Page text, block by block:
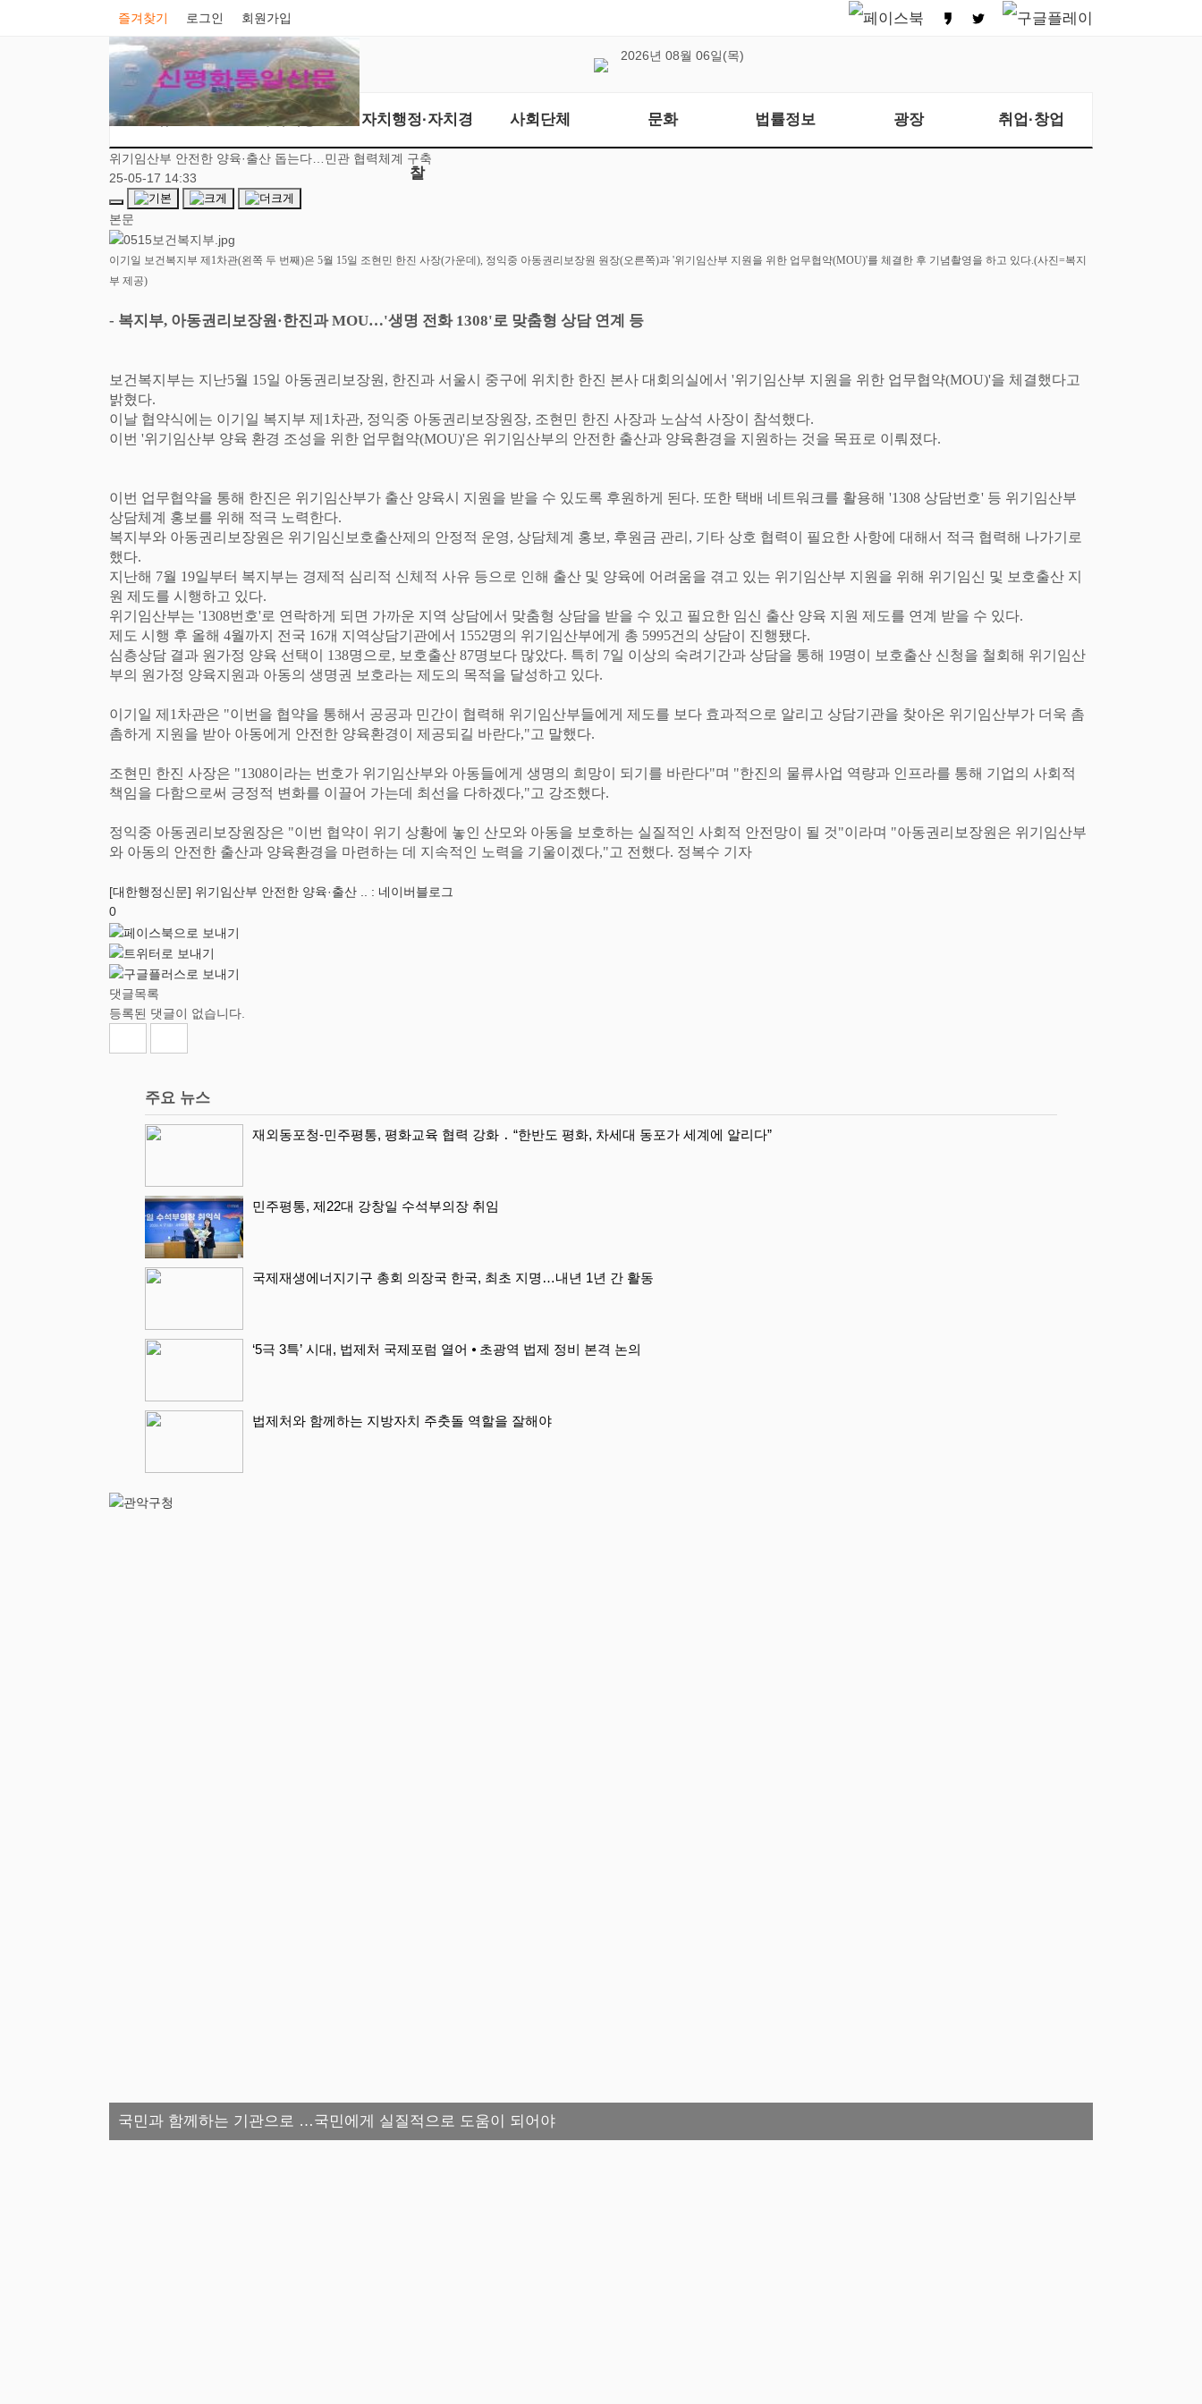
즐겨찾기 로그인 회원가입
2026년 08월 06일(목)
뉴스 가치의창조 자치행정·자치경
찰
사회단체 문화 법률정보 광장 취업·창업
위기임산부 안전한 양육·출산 돕는다…민관 협력체계 구축
25-05-17 14:33
본문
이기일 보건복지부 제 1차관(왼쪽 두 번째)은 5월 15일 조현민 한진 사장(가운데 ), 정익중 아동권리보장원 원장(오른쪽)과 '위기임산부 지원을 위한 업무협약(MOU)'를 체결한 후 기념촬영을 하고 있다.(사진=복지
부 제공)
- 복지부, 아동권리보장원·한진과MOU…'생명 전화 1308'로 맞춤형 상담 연계 등
보건복지부는 지난5월 15일 아동권리보장원 , 한진과 서울시 중구에 위치한 한진 본사 대회의실에서 '위기임산부 지원을 위한 업무협약(MOU)'을 체결했다고
밝혔다.
이날 협약식에는 이기일 복지부 제 1 차관, 정익중 아동권리보장원장, 조현민 한진 사장과 노삼석 사장이 참석했다.
이번 '위기임산부 양육 환경 조성을 위한 업무협약(MOU)'은 위기임산부의 안전한 출산과 양육환경을 지원하는 것을 목표로 이뤄졌다.
이번 업무협약을 통해 한진은 위기임산부가 출산 양육시 지원을 받을 수 있도록 후원하게 된다. 또한 택배 네트워크를 활용해 '1308 상담번호' 등 위기임산부
상담체계 홍보를 위해 적극 노력한다.
복지부와 아동권리보장원은 위기임신보호출산제의 안정적 운영, 상담체계 홍보 , 후원금 관리 , 기타 상호 협력이 필요한 사항에 대해서 적극 협력해 나가기로
했다.
지난해 7월 19일부터 복지부는 경제적 심리적 신체적 사유 등으로 인해 출산 및 양육에 어려움을 겪고 있는 위기임산부 지원을 위해 위기임신 및 보호출산 지
원 제도를 시행하고 있다.
위기임산부는 '1308번호'로 연락하게 되면 가까운 지역 상담에서 맞춤형 상담을 받을 수 있고 필요한 임신 출산 양육 지원 제도를 연계 받을 수 있다.
제도 시행 후 올해 4월까지 전국 16개 지역상담기관에서 1552명의 위기임산부에게 총 5995건의 상담이 진행됐다.
심층상담 결과 원가정 양육 선택이 138명으로, 보호출산 87명보다 많았다. 특히 7일 이상의 숙려기간과 상담을 통해 19명이 보호출산 신청을 철회해 위기임산
부의 원가정 양육지원과 아동의 생명권 보호라는 제도의 목적을 달성하고 있다.
이기일 제 1 차관은 "이번을 협약을 통해서 공공과 민간이 협력해 위기임산부들에게 제도를 보다 효과적으로 알리고 상담기관을 찾아온 위기임산부가 더욱 촘
촘하게 지원을 받아 아동에게 안전한 양육환경이 제공되길 바란다,"고 말했다.
조현민 한진 사장은 "1308이라는 번호가 위기임산부와 아동들에게 생명의 희망이 되기를 바란다"며 "한진의 물류사업 역량과 인프라를 통해 기업의 사회적
책임을 다함으로써 긍정적 변화를 이끌어 가는데 최선을 다하겠다,"고 강조했다.
정익중 아동권리보장원장은 "이번 협약이 위기 상황에 놓인 산모와 아동을 보호하는 실질적인 사회적 안전망이 될 것"이라며 "아동권리보장원은 위기임산부
와 아동의 안전한 출산과 양육환경을 마련하는 데 지속적인 노력을 기울이겠다,"고 전했다. 정복수 기자
[대한행정신문] 위기임산부 안전한 양육·출산 .. : 네이버블로그
0
댓글목록
등록된 댓글이 없습니다.
주요 뉴스
재외동포청-민주평통, 평화교육 협력 강화 ․ “한반도 평화, 차세대 동포가 세계에 알리다”
민주평통, 제22대 강창일 수석부의장 취임
국제재생에너지기구 총회 의장국 한국, 최초 지명…내년 1년 간 활동
‘5극 3특’ 시대, 법제처 국제포럼 열어 ⦁ 초광역 법제 정비 본격 논의
법제처와 함께하는 지방자치 주춧돌 역할을 잘해야
국민과 함께하는 기관으로 …국민에게 실질적으로 도움이 되어야